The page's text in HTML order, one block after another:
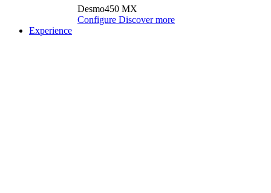
Desmo450 MX
Configure Discover more
Experience